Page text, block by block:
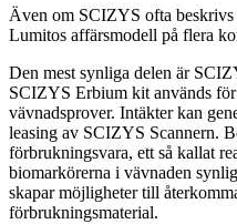
Även om SCIZYS ofta
Lumitos affärsmodell på flera
Den mest synliga delen är
SCIZYS Erbium kit används
vävnadsprover. Intäkter kan
leasing av SCIZYS Scannern.
förbrukningsvara, ett så kallat
biomarkörerna i vävnaden
skapar möjligheter till
förbrukningsmaterial.